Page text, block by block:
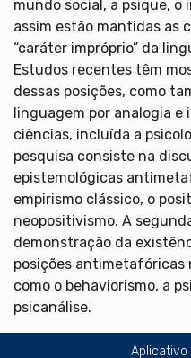
mundo social, a psique,
assim estão mantidas as
“caráter impróprio” da
Estudos recentes têm
dessas posições, como
linguagem por analogia e
ciências, incluída a
pesquisa consiste na
epistemológicas
empirismo clássico, o
neopositivismo. A
demonstração da
posições antimetafóricas
como o behaviorismo, a
psicanálise.
Aplicativo